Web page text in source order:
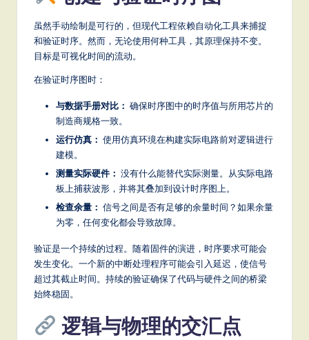
虽然手动绘制是可行的，但现代工程依赖自动化工具来捕捉
和验证时序。然而，无论使用何种工具，其原理保持不变。
目标是可视化时间的流动。
在验证时序图时：
与数据手册对比： 确保时序图中的时序值与所用芯片的
制造商规格一致。
运行仿真： 使用仿真环境在构建实际电路前对逻辑进行
建模。
测量实际硬件： 没有什么能替代实际测量。从实际电路
板上捕获波形，并将其叠加到设计时序图上。
检查余量： 信号之间是否有足够的余量时间？如果余量
为零，任何变化都会导致故障。
验证是一个持续的过程。随着固件的演进，时序要求可能会
发生变化。一个新的中断处理程序可能会引入延迟，使信号
超过其截止时间。持续的验证确保了代码与硬件之间的桥梁
始终稳固。
逻辑与物理的交汇点